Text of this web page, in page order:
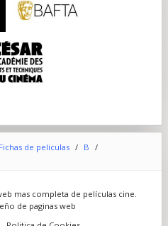
Fichas de peliculas / B /
mas completa de películas cine.
de paginas web